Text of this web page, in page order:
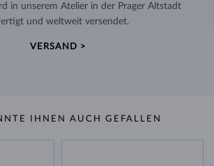
in unserem Atelier in der Prager Altstadt
und weltweit versendet.
VERSAND >
IHNEN AUCH GEFALLEN